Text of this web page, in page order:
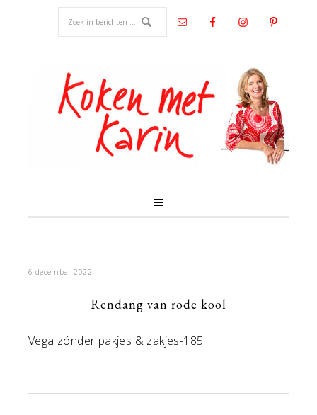
6 december 2022
Rendang van rode kool
Vega zónder pakjes & zakjes-185